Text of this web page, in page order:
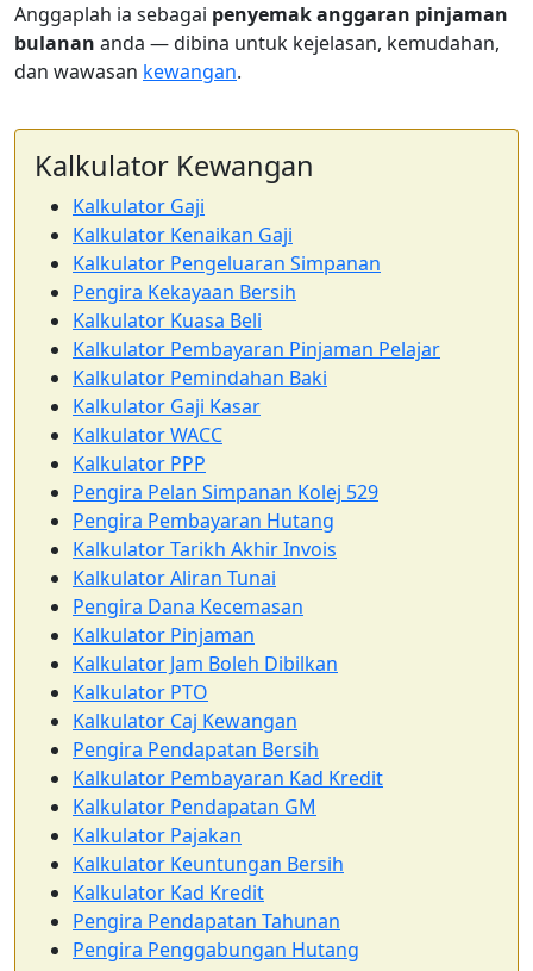
Anggaplah ia sebagai penyemak anggaran pinjaman
bulanan anda — dibina untuk kejelasan, kemudahan,
dan wawasan kewangan.
Kalkulator Kewangan
Kalkulator Gaji
Kalkulator Kenaikan Gaji
Kalkulator Pengeluaran Simpanan
Pengira Kekayaan Bersih
Kalkulator Kuasa Beli
Kalkulator Pembayaran Pinjaman Pelajar
Kalkulator Pemindahan Baki
Kalkulator Gaji Kasar
Kalkulator WACC
Kalkulator PPP
Pengira Pelan Simpanan Kolej 529
Pengira Pembayaran Hutang
Kalkulator Tarikh Akhir Invois
Kalkulator Aliran Tunai
Pengira Dana Kecemasan
Kalkulator Pinjaman
Kalkulator Jam Boleh Dibilkan
Kalkulator PTO
Kalkulator Caj Kewangan
Pengira Pendapatan Bersih
Kalkulator Pembayaran Kad Kredit
Kalkulator Pendapatan GM
Kalkulator Pajakan
Kalkulator Keuntungan Bersih
Kalkulator Kad Kredit
Pengira Pendapatan Tahunan
Pengira Penggabungan Hutang